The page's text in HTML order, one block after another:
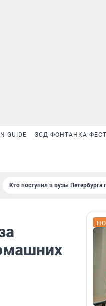
GUIDE ЗСД ФОНТАНКА ФЕСТ
Кто поступил в вузы Петербурга